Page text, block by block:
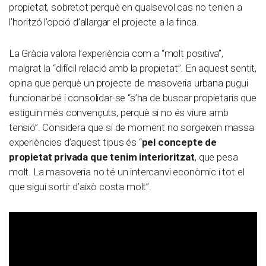
propietat, sobretot perquè en qualsevol cas no tenien a
l’horitzó l’opció d’allargar el projecte a la finca.
La Gràcia valora l’experiència com a “molt positiva”,
malgrat la “difícil relació amb la propietat”. En aquest sentit,
opina que perquè un projecte de masoveria urbana pugui
funcionar bé i consolidar-se “s’ha de buscar propietaris que
estiguin més convençuts, perquè si no és viure amb
tensió”. Considera que si de moment no sorgeixen massa
experiències d’aquest tipus és “pel concepte de
propietat privada que tenim interioritzat, que pesa
molt. La masoveria no té un intercanvi econòmic i tot el
que sigui sortir d’això costa molt”.